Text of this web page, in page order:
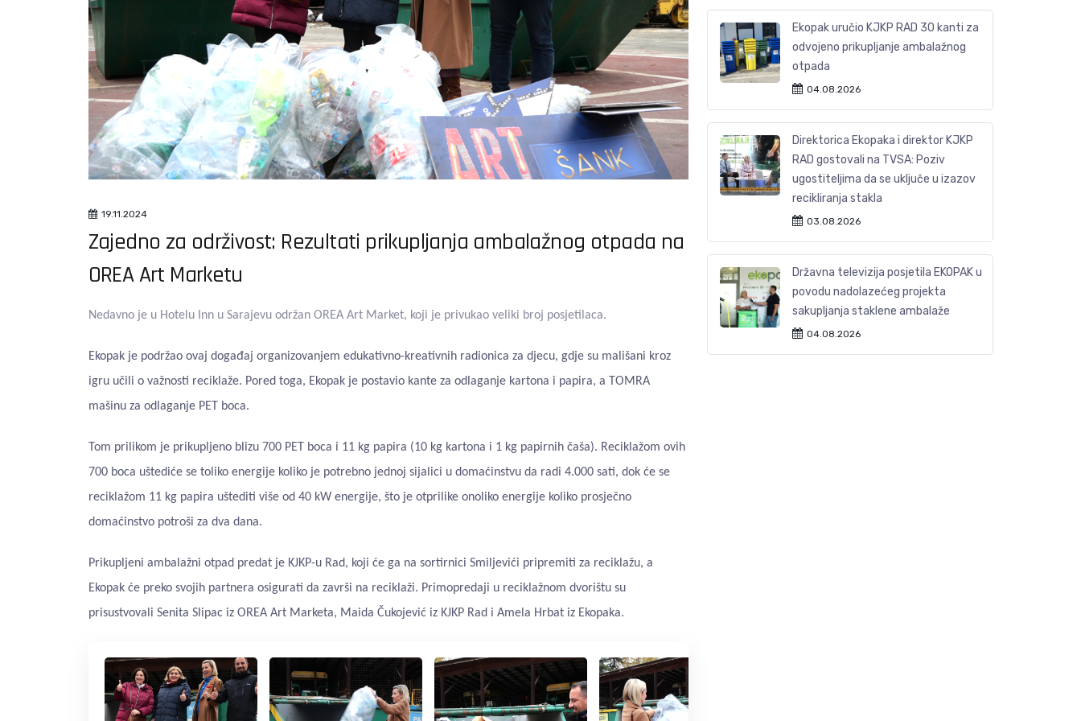
19.11.2024
Zajedno za održivost: Rezultati prikupljanja ambalažnog otpada na
OREA Art Marketu
Nedavno je u Hotelu Inn u Sarajevu održan OREA Art Market, koji je privukao veliki broj posjetilaca.
Ekopak je podržao ovaj događaj organizovanjem edukativno-kreativnih radionica za djecu, gdje su mališani kroz
igru učili o važnosti reciklaže. Pored toga, Ekopak je postavio kante za odlaganje kartona i papira, a TOMRA
mašinu za odlaganje PET boca.
Tom prilikom je prikupljeno blizu 700 PET boca i 11 kg papira (10 kg kartona i 1 kg papirnih čaša). Reciklažom ovih
700 boca uštediće se toliko energije koliko je potrebno jednoj sijalici u domaćinstvu da radi 4.000 sati, dok će se
reciklažom 11 kg papira uštediti više od 40 kW energije, što je otprilike onoliko energije koliko prosječno
domaćinstvo potroši za dva dana.
Prikupljeni ambalažni otpad predat je KJKP-u Rad, koji će ga na sortirnici Smiljevići pripremiti za reciklažu, a
Ekopak će preko svojih partnera osigurati da završi na reciklaži. Primopredaji u reciklažnom dvorištu su
prisustvovali Senita Slipac iz OREA Art Marketa, Maida Čukojević iz KJKP Rad i Amela Hrbat iz Ekopaka.
Ekopak uručio KJKP RAD 30 kanti za
odvojeno prikupljanje ambalažnog
otpada
04.08.2026
Direktorica Ekopaka i direktor KJKP
RAD gostovali na TVSA: Poziv
ugostiteljima da se uključe u izazov
recikliranja stakla
03.08.2026
Državna televizija posjetila EKOPAK u
povodu nadolazećeg projekta
sakupljanja staklene ambalaže
04.08.2026